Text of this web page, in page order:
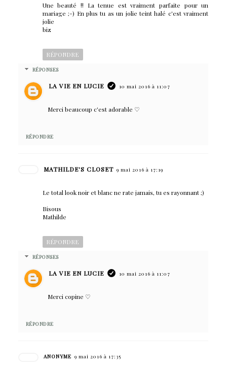
Une beauté !! La tenue est vraiment parfaite pour un
mariage ;-) En plus tu as un jolie teint halé c'est vraiment
jolie
biz
RÉPONDRE
RÉPONSES
LA VIE EN LUCIE 10 mai 2016 à 11:07
Merci beaucoup c'est adorable ♡
RÉPONDRE
MATHILDE'S CLOSET 9 mai 2016 à 17:19
Le total look noir et blanc ne rate jamais, tu es rayonnant ;)
Bisous
Mathilde
RÉPONDRE
RÉPONSES
LA VIE EN LUCIE 10 mai 2016 à 11:07
Merci copine ♡
RÉPONDRE
ANONYME 9 mai 2016 à 17:35